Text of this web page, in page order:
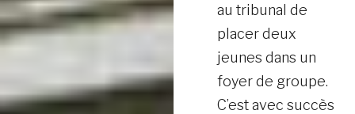
au tribunal de
placer deux
jeunes dans un
foyer de groupe.
C’est avec succès